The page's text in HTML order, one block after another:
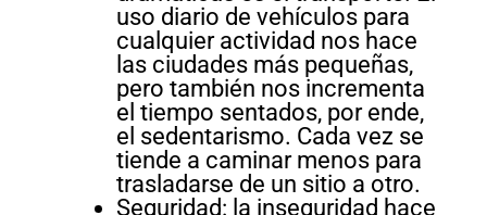
uso diario de vehículos para
cualquier actividad nos hace
las ciudades más pequeñas,
pero también nos incrementa
el tiempo sentados, por ende,
el sedentarismo. Cada vez se
tiende a caminar menos para
trasladarse de un sitio a otro.
Seguridad: la inseguridad hace